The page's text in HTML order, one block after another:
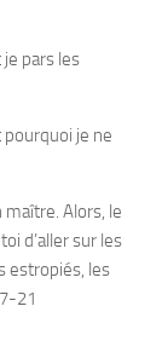
je pars les
pourquoi je ne
Alors, le
d’aller sur les
estropiés, les
21